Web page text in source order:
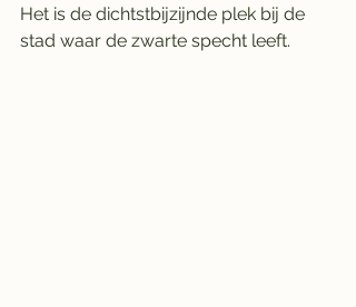
Het is de dichtstbijzijnde plek bij de
stad waar de zwarte specht leeft.